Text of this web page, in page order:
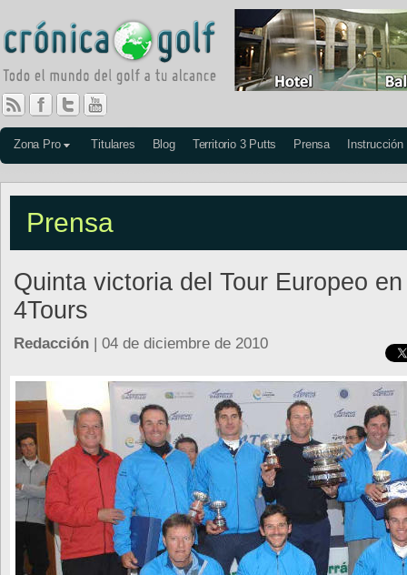
Zona Pro Titulares Blog Territorio 3 Putts Prensa Instrucción
Prensa
Quinta victoria del Tour Europeo
4Tours
Redacción | 04 de diciembre de 2010